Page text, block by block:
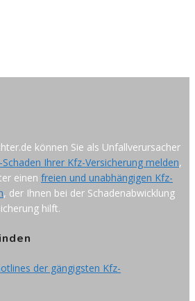
können Sie als Unfallverursacher
Schaden Ihrer Kfz-Versicherung melden,
einen freien und unabhängigen Kfz-
, der Ihnen bei der Schadenabwicklung
hilft.
der gängigsten Kfz-